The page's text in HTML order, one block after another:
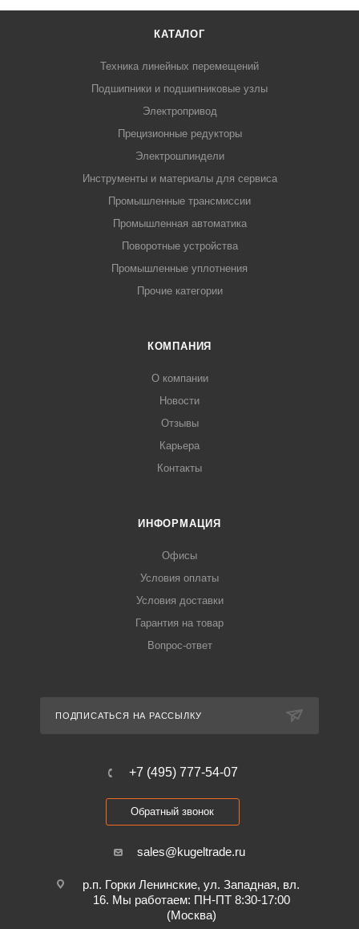
КАТАЛОГ
Техника линейных перемещений
Подшипники и подшипниковые узлы
Электропривод
Прецизионные редукторы
Электрошпиндели
Инструменты и материалы для сервиса
Промышленные трансмиссии
Промышленная автоматика
Поворотные устройства
Промышленные уплотнения
Прочие категории
КОМПАНИЯ
О компании
Новости
Отзывы
Карьера
Контакты
ИНФОРМАЦИЯ
Офисы
Условия оплаты
Условия доставки
Гарантия на товар
Вопрос-ответ
ПОДПИСАТЬСЯ НА РАССЫЛКУ
+7 (495) 777-54-07
Обратный звонок
sales@kugeltrade.ru
р.п. Горки Ленинские, ул. Западная, вл.
16. Мы работаем: ПН-ПТ 8:30-17:00
(Москва)